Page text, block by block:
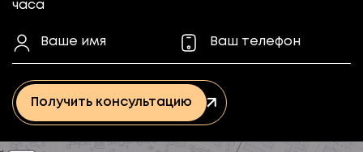
часа
Получить консультацию